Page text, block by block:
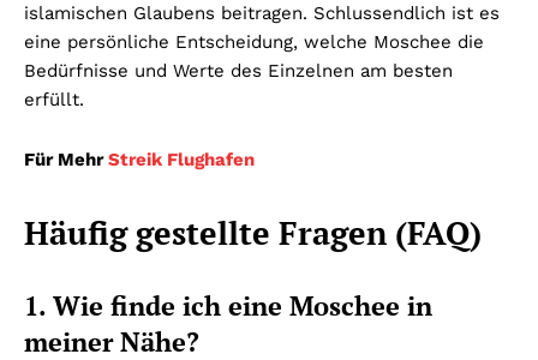
islamischen Glaubens beitragen. Schlussendlich ist es
eine persönliche Entscheidung, welche Moschee die
Bedürfnisse und Werte des Einzelnen am besten
erfüllt.
Für MehrStreik Flughafen
Häufig gestellte Fragen (FAQ)
1. Wie finde ich eine Moschee in
meiner Nähe?